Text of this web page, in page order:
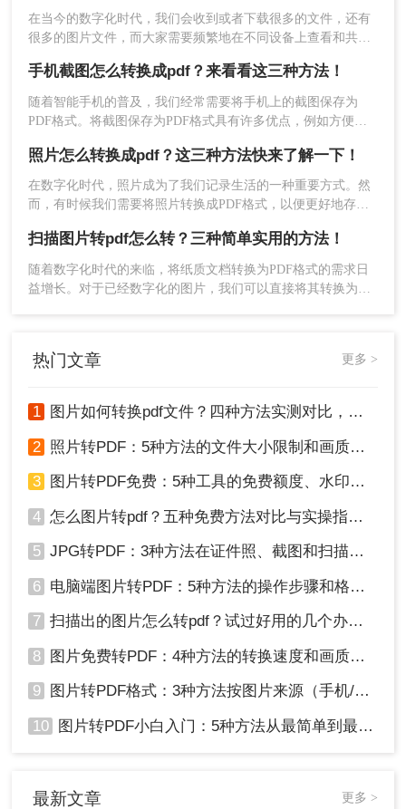
3、最后，我们对比转换效果以及文件大小，选择
件空间占有率来看，占有的区域明显变得更小了，
当然选择A3则会更小。
以上就是扫描图片转pdf怎么转的全部分享啦！，我
便利。相信通过本文的介绍，大家已经掌握了相关
的基本操作技巧。希望本文对大家有所帮助！
呢？本文将介绍几种将扫描的图片转换为PDF文档的方法，并
附带一些实用技巧。
在当今的数字化时代，我们会收到或者下载很多的文件，还有
很多的图片文件，而大家需要频繁地在不同设备上查看和共享
显示效果保持一致，而不会出现格式混乱或图像质量损失的问
题。其次，图片转PDF可以保护文档的内容不被轻易修改或编
辑，这为保护重要文件和资料提供了方便的安全保障
手机截图怎么转换成pdf？来看看这三种方法！
随着智能手机的普及，我们经常需要将手机上的截图保存为
PDF格式。将截图保存为PDF格式具有许多优点，例如方便传
怎么转换成pdf。
照片怎么转换成pdf？这三种方法快来了解一下！
在数字化时代，照片成为了我们记录生活的一种重要方式。然
而，有时候我们需要将照片转换成PDF格式，以便更好地存
详细介绍照片转换成PDF的方法和步骤。
扫描图片转pdf怎么转？三种简单实用的方法！
随着数字化时代的来临，将纸质文档转换为PDF格式的需求日
益增长。对于已经数字化的图片，我们可以直接将其转换为
热门文章 更多 >
1 图片如何转换pdf文件？四种方法实测对比，附各场景最优选！
2 照片转PDF：5种方法的文件大小限制和画质保留实测！
3 图片转PDF免费：5种工具的免费额度、水印和文件限制对比！
4 怎么图片转pdf？五种免费方法对比与实操指南（附详细表格）！
5 JPG转PDF：3种方法在证件照、截图和扫描件上的转换精度差异！
6 电脑端图片转PDF：5种方法的操作步骤和格式保留对比！
7 扫描出的图片怎么转pdf？试过好用的几个办法！
8 图片免费转PDF：4种方法的转换速度和画质损失对比！
9 图片转PDF格式：3种方法按图片来源（手机/相机/截图）选！
10 图片转PDF小白入门：5种方法从最简单到最专业逐步升级！
最新文章 更多 >